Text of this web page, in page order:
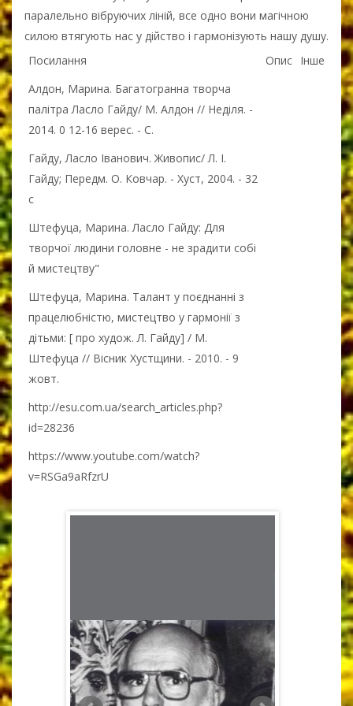
паралельно вібруючих ліній, все одно вони магічною
силою втягують нас у дійство і гармонізують нашу душу.
Посилання
Опис Інше
Алдон, Марина. Багатогранна творча
палітра Ласло Гайду/ М. Алдон // Неділя. -
2014. 0 12-16 верес. - С.
Гайду, Ласло Іванович. Живопис/ Л. І.
Гайду; Передм. О. Ковчар. - Хуст, 2004. - 32
с
Штефуца, Марина. Ласло Гайду: Для
творчої людини головне - не зрадити собі
й мистецтву"
Штефуца, Марина. Талант у поєднанні з
працелюбністю, мистецтво у гармонії з
дітьми: [ про худож. Л. Гайду] / М.
Штефуца // Вісник Хустщини. - 2010. - 9
жовт.
http://esu.com.ua/search_articles.php?
id=28236
https://www.youtube.com/watch?
v=RSGa9aRfzrU